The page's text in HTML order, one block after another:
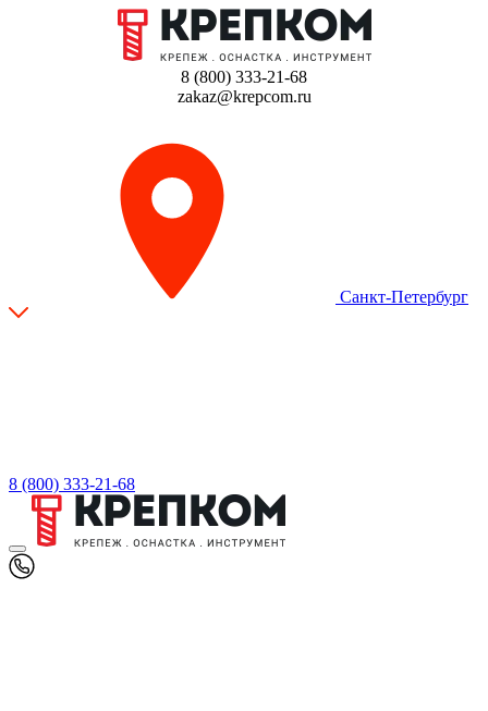
8 (800) 333-21-68
zakaz@krepcom.ru
Санкт-Петербург
8 (800) 333-21-68